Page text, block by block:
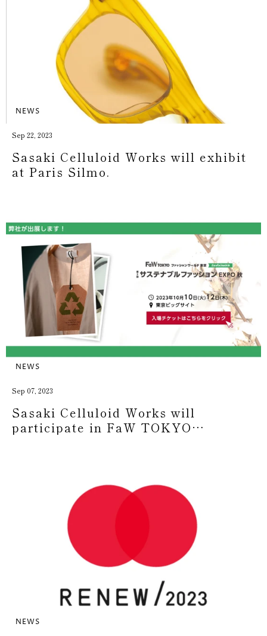
NEWS
Sep 22, 2023
Sasaki Celluloid Works will exhibit
at Paris Silmo.
NEWS
Sep 07, 2023
Sasaki Celluloid Works will
participate in FaW TOKYO
NEWS